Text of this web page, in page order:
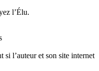
l’Élu.
si l’auteur et son site internet